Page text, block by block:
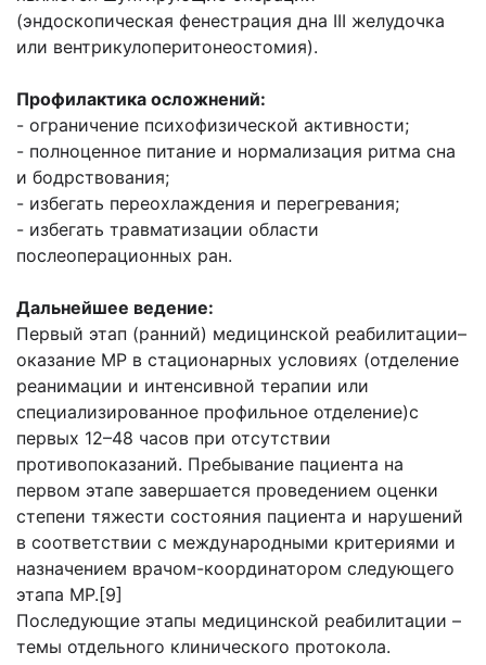
(эндоскопическая фенестрация дна III желудочка
или вентрикулоперитонеостомия).
Профилактика осложнений:
- ограничение психофизической активности;
- полноценное питание и нормализация ритма сна
и бодрствования;
- избегать переохлаждения и перегревания;
- избегать травматизации области
послеоперационных ран.
Дальнейшее ведение:
Первый этап (ранний) медицинской реабилитации–
оказание МР в стационарных условиях (отделение
реанимации и интенсивной терапии или
специализированное профильное отделение)с
первых 12–48 часов при отсутствии
противопоказаний. Пребывание пациента на
первом этапе завершается проведением оценки
степени тяжести состояния пациента и нарушений
в соответствии с международными критериями и
назначением врачом-координатором следующего
этапа МР.[9]
Последующие этапы медицинской реабилитации –
темы отдельного клинического протокола.